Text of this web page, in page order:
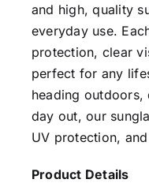
and high, quality
everyday use.
protection, clear
perfect for any
heading
day out, our
UV protection,
Product Details